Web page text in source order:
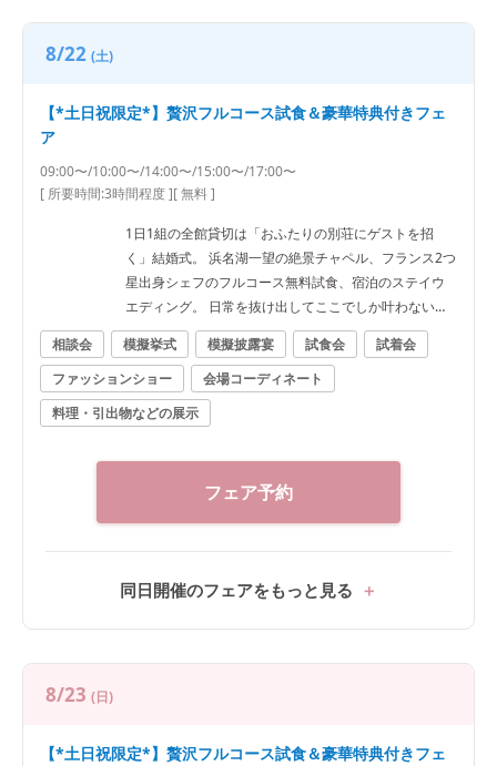
8/22 (土)
【*土日祝限定*】贅沢フルコース試食＆豪華特典付きフェ
ア
09:00〜/10:00〜/14:00〜/15:00〜/17:00〜
[ 所要時間:3時間程度][ 無料 ]
1日1組の全館貸切は「おふたりの別荘にゲストを招
く」結婚式。 浜名湖一望の絶景チャペル、フランス2つ
星出身シェフのフルコース無料試食、宿泊のステイウ
エディング。 日常を抜け出してここでしか叶わない一
日を★
相談会 模擬挙式 模擬披露宴 試食会
試着会
ファッションショー
会場コーディネート
料理・引出物などの展示
フェア予約
同日開催のフェアをもっと見る
8/23 (日)
【*土日祝限定*】贅沢フルコース試食＆豪華特典付きフェ